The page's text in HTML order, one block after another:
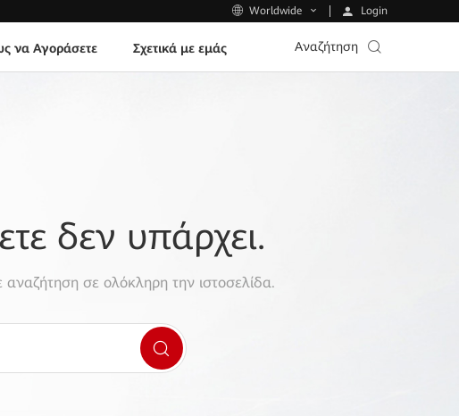
Worldwide Login
να Αγοράσετε Σχετικά με εμάς Αναζήτηση
δεν υπάρχει.
σε ολόκληρη την ιστοσελίδα.